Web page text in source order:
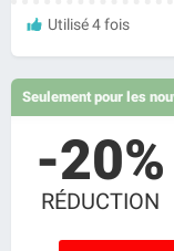
Utilisé 4 fois
Seulement pour les
-20%
RÉDUCTION